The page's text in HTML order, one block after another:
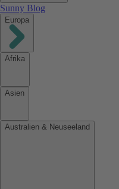
Sunny Blog
Europa
Afrika
Asien
Australien & Neuseeland